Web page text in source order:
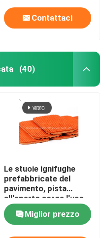
Contattaci
(40)
Le stuoie ignifughe
prefabbricate del
pavimento, pista
all'aperto sorge l'uso
della pista
Miglior prezzo